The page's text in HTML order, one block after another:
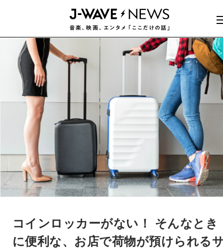
コインロッカーがない！ そんなとき
に便利な、お店で荷物が預けられる